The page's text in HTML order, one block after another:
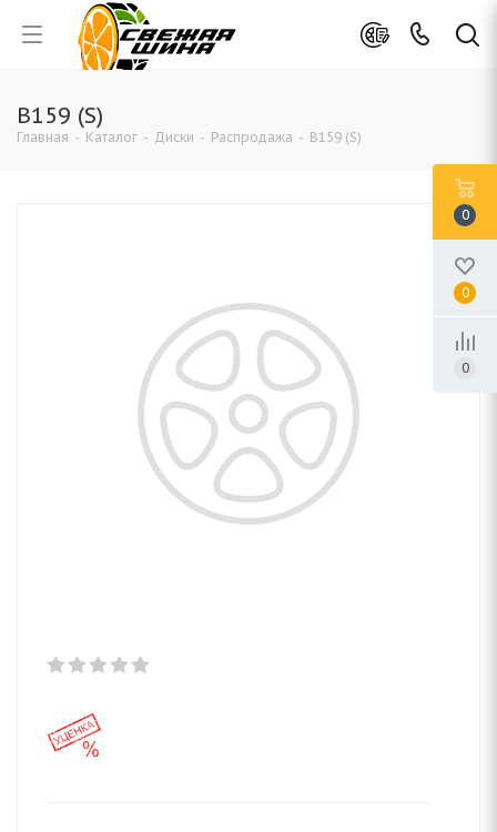
B159 (S)
Главная - Каталог - Диски - Распродажа - B159 (S)
0
0
0